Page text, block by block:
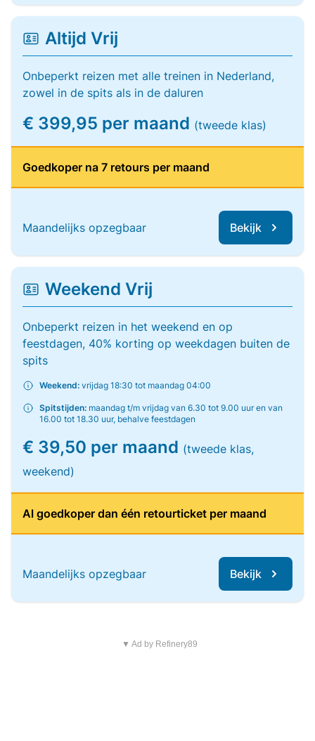
Altijd Vrij
Onbeperkt reizen met alle treinen in Nederland,
zowel in de spits als in de daluren
€ 399,95 per maand (tweede klas)
Goedkoper na 7 retours per maand
Maandelijks opzegbaar Bekijk
Weekend Vrij
Onbeperkt reizen in het weekend en op
feestdagen, 40% korting op weekdagen buiten de
spits
Weekend: vrijdag 18:30 tot maandag 04:00
Spitstijden: maandag t/m vrijdag van 6.30 tot 9.00 uur en van
16.00 tot 18.30 uur, behalve feestdagen
€ 39,50 per maand (tweede klas,
weekend)
Al goedkoper dan één retourticket per maand
Maandelijks opzegbaar Bekijk
▼ Ad by Refinery89